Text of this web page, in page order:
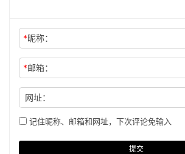
*昵称：
*邮箱：
网址：
记住昵称、邮箱和网址，下次评论免输入
提交